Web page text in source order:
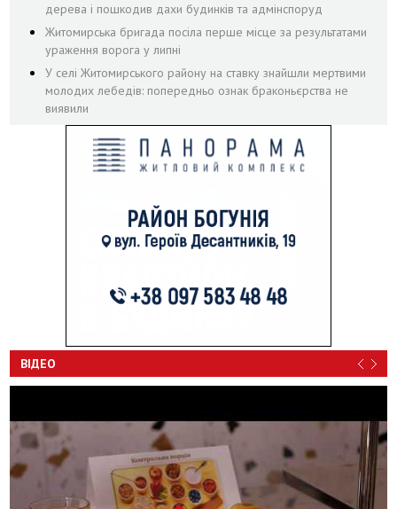
дерева і пошкодив дахи будинків та адмінспоруд
Житомирська бригада посіла перше місце за результатами
ураження ворога у липні
У селі Житомирського району на ставку знайшли мертвими
молодих лебедів: попередньо ознак браконьєрства не
виявили
ВІДЕО